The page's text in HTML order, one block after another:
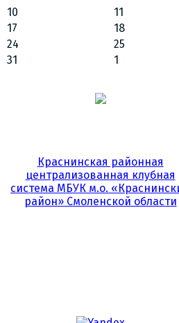
10
11
17
18
24
25
31
1
Краснинская районная
централизованная клубная
система МБУК м.о.
район» Смоленской области